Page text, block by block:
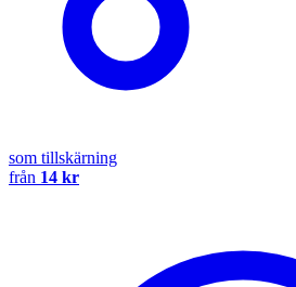
som tillskärning
från 14 kr